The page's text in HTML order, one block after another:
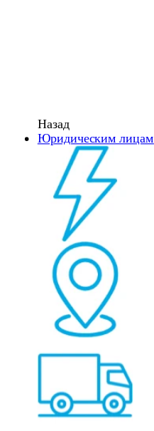
Назад
Юридическим лицам